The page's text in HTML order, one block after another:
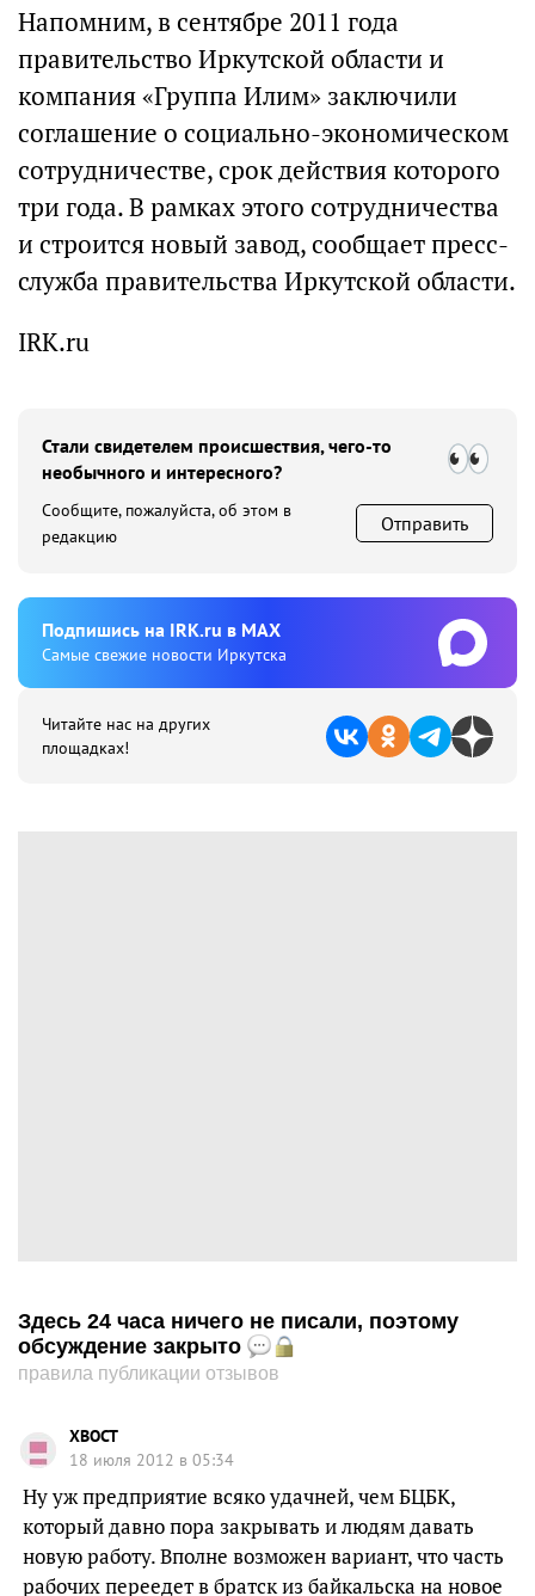
Напомним, в сентябре 2011 года
правительство Иркутской области и
компания «Группа Илим» заключили
соглашение о социально-экономическом
сотрудничестве, срок действия которого
три года. В рамках этого сотрудничества
и строится новый завод, сообщает пресс-
служба правительства Иркутской области.
IRK.ru
Стали свидетелем происшествия, чего-то
необычного и интересного?
Сообщите, пожалуйста, об этом в
редакцию
Отправить
Подпишиcь на IRK.ru в MAX
Cамые свежие новости Иркутска
Читайте нас на других
площадках!
Здесь 24 часа ничего не писали, поэтому
обсуждение закрыто
правила публикации отзывов
XBOCT
18 июля 2012 в 05:34
Ну уж предприятие всяко удачней, чем БЦБК,
который давно пора закрывать и людям давать
новую работу. Вполне возможен вариант, что часть
рабочих переедет в братск из байкальска на новое